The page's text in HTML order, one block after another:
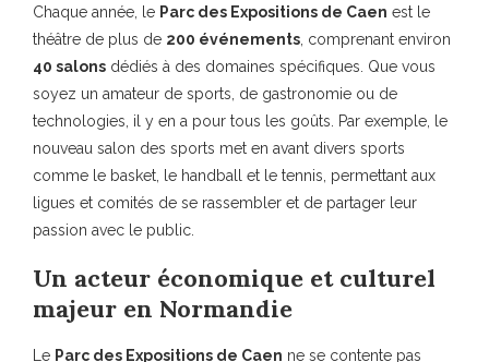
Chaque année, le Parc des Expositions de Caen est le
théâtre de plus de 200 événements , comprenant environ
40 salons dédiés à des domaines spécifiques. Que vous
soyez un amateur de sports, de gastronomie ou de
technologies, il y en a pour tous les goûts. Par exemple, le
nouveau salon des sports met en avant divers sports
comme le basket, le handball et le tennis, permettant aux
ligues et comités de se rassembler et de partager leur
passion avec le public.
Un acteur économique et culturel
majeur en Normandie
Le Parc des Expositions de Caen ne se contente pas